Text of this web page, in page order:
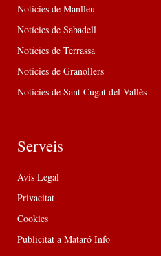
Notícies de Manlleu
Notícies de Sabadell
Notícies de Terrassa
Notícies de Granollers
Notícies de Sant Cugat del Vallès
Serveis
Avís Legal
Privacitat
Cookies
Publicitat a Mataró Info